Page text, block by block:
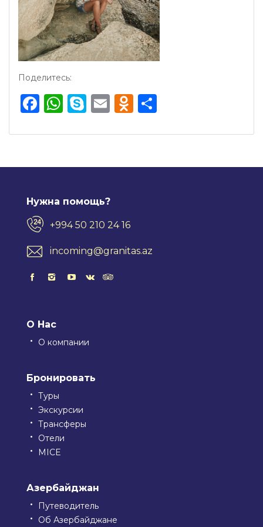
Поделитесь:
Facebook
WhatsApp
Skype
EmailOdnoklassniki
Нужна помощь?
+994 50 210 24 16
incoming@granitas.az
О Нас
О компании
Бронировать
Туры
Экскурсии
Трансферы
Отели
MICE
Азербайджан
Путеводитель
Об Азербайджане